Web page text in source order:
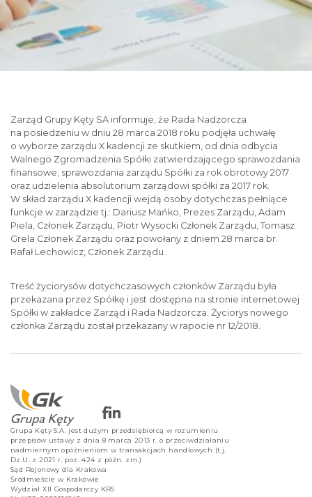
Zarząd Grupy Kęty SA informuje, że Rada Nadzorcza
na posiedzeniu w dniu 28 marca 2018 roku podjęła uchwałę
o wyborze zarządu X kadencji ze skutkiem, od dnia odbycia
Walnego Zgromadzenia Spółki zatwierdzającego sprawozdania
finansowe, sprawozdania zarządu Spółki za rok obrotowy 2017
oraz udzielenia absolutorium zarządowi spółki za 2017 rok.
W skład zarządu X kadencji wejdą osoby dotychczas pełniące
funkcje w zarządzie tj.: Dariusz Mańko, Prezes Zarządu, Adam
Piela, Członek Zarządu, Piotr Wysocki Członek Zarządu, Tomasz
Grela Członek Zarządu oraz powołany z dniem 28 marca br.
Rafał Lechowicz, Członek Zarządu .
Treść życiorysów dotychczasowych członków Zarządu była
przekazana przez Spółkę i jest dostępna na stronie internetowej
Spółki w zakładce Zarząd i Rada Nadzorcza. Życiorys nowego
członka Zarządu został przekazany w rapocie nr 12/2018.
Grupa Kęty S.A. jest dużym przedsiębiorcą w rozumieniu
przepisów ustawy z dnia 8 marca 2013 r. o przeciwdziałaniu
nadmiernym opóźnieniom w transakcjach handlowych (t.j.
Dz.U. z 2021 r. poz. 424 z późn. zm.)
Sąd Rejonowy dla Krakowa
Śródmieście w Krakowie
Wydział XII Gospodarczy KRS